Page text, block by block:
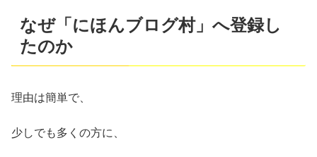
なぜ「にほんブログ村」へ登録し
たのか
理由は簡単で、
少しでも多くの方に、